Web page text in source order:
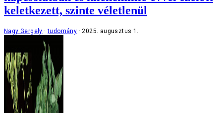
keletkezett, szinte véletlenül
Nagy Gergely tudomány 2025. augusztus 1.